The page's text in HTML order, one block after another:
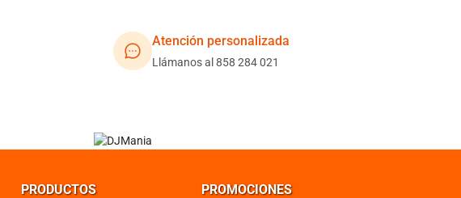
Atención personalizada
Llámanos al 858 284 021
PRODUCTOS PROMOCIONES